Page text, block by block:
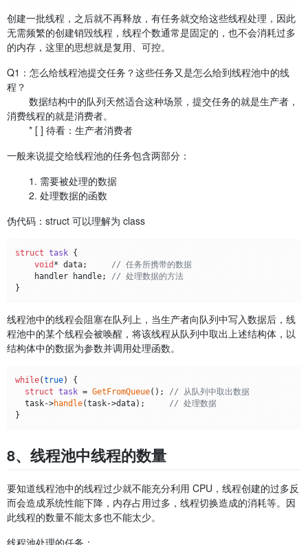
创建一批线程，之后就不再释放，有任务就交给这些线程处理，因此
无需频繁的创建销毁线程，线程个数通常是固定的，也不会消耗过多
的内存，这里的思想就是复用、可控。
Q1：怎么给线程池提交任务？这些任务又是怎么给到线程池中的线
程？
数据结构中的队列天然适合这种场景，提交任务的就是生产者，
消费线程的就是消费者。
* [ ] 待看：生产者消费者
一般来说提交给线程池的任务包含两部分：
1. 需要被处理的数据
2. 处理数据的函数
伪代码：struct 可以理解为 class
struct task {
void * data; // 任务所携带的数据
    handler handle;
// 处理数据的方法
线程池中的线程会阻塞在队列上，当生产者向队列中写入数据后，线
程池中的某个线程会被唤醒，将该线程从队列中取出上述结构体，以
结构体中的数据为参数并调用处理函数。
while(true) {
struct task = GetFromQueue(); // 从队列中取出数据
  task->
handle(task->data); // 处理数据
8、线程池中线程的数量
要知道线程池中的线程过少就不能充分利用 CPU，线程创建的过多反
而会造成系统性能下降，内存占用过多，线程切换造成的消耗等。因
此线程的数量不能太多也不能太少。
线程池处理的任务：